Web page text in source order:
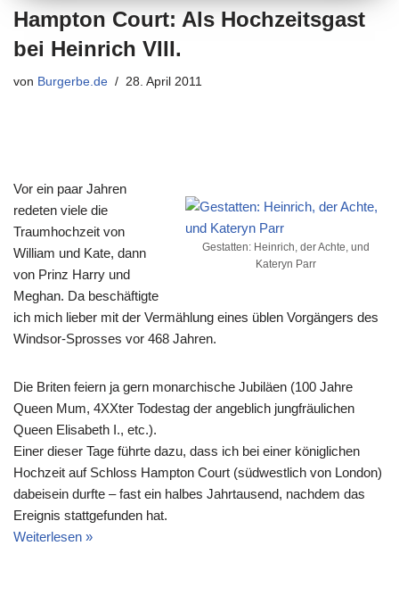
Hampton Court: Als Hochzeitsgast
bei Heinrich VIII.
von Burgerbe.de 28. April 2011
Gestatten: Heinrich, der Achte, und
Kateryn Parr
Vor ein paar Jahren
redeten viele die
Traumhochzeit von
William und Kate, dann
von Prinz Harry und
Meghan. Da beschäftigte
ich mich lieber mit der Vermählung eines üblen Vorgängers des
Windsor-Sprosses vor 468 Jahren.
Die Briten feiern ja gern monarchische Jubiläen (100 Jahre
Queen Mum, 4XXter Todestag der angeblich jungfräulichen
Queen Elisabeth I., etc.).
Einer dieser Tage führte dazu, dass ich bei einer königlichen
Hochzeit auf Schloss Hampton Court (südwestlich von London)
dabeisein durfte – fast ein halbes Jahrtausend, nachdem das
Ereignis stattgefunden hat.
Weiterlesen »